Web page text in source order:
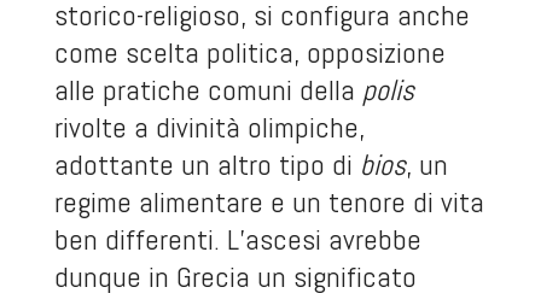
storico-religioso, si configura anche
come scelta politica, opposizione
alle pratiche comuni della polis
rivolte a divinità olimpiche,
adottante un altro tipo di bios, un
regime alimentare e un tenore di vita
ben differenti. L’ascesi avrebbe
dunque in Grecia un significato